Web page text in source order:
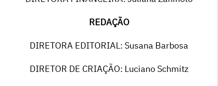
REDAÇÃO
DIRETORA EDITORIAL: Susana Barbosa
DIRETOR DE CRIAÇÃO: Luciano Schmitz